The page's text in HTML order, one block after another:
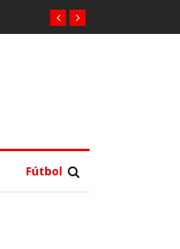
Fútbol